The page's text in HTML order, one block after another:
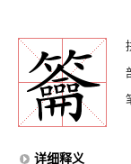
详细释义